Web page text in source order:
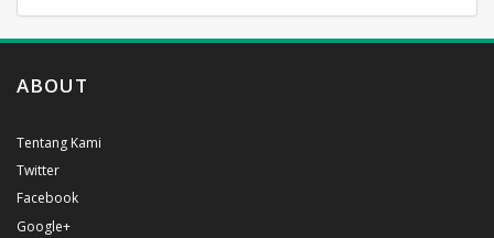
ABOUT
Tentang Kami
Twitter
Facebook
Google+